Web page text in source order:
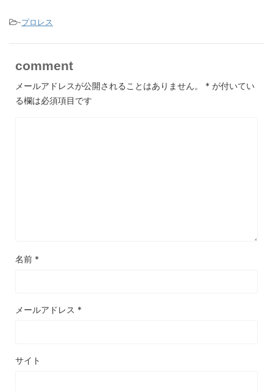
-プロレス
comment
メールアドレスが公開されることはありません。 * が付いてい
る欄は必須項目です
名前 *
メールアドレス *
サイト